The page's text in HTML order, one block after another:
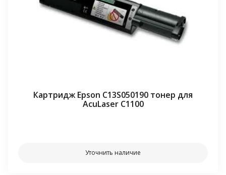
Картридж Epson C13S050190 тонер для
AcuLaser C1100
Уточнить наличие